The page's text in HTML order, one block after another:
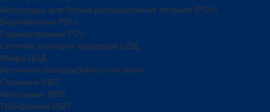
Аксессуары для блоков распределения питания (PDU)
Вертикальные PDU
Горизонтальные PDU
Система изоляции коридоров ЦОД
Микро ЦОД
Источники бесперебойного питания
Стоечные ИБП
Напольные ИБП
Трёхфазные ИБП